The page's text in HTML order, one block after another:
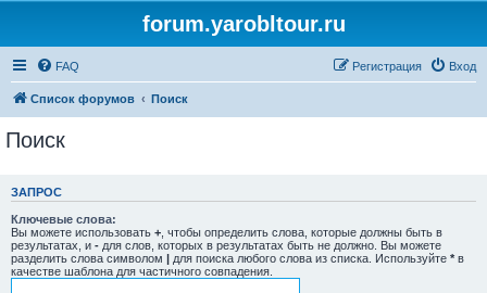
forum.yarobltour.ru
FAQ Вход
Регистрация
Список форумов Поиск
Поиск
ЗАПРОС
Ключевые слова:
Вы можете использовать + , чтобы определить слова, которые должны быть в
результатах, и - для слов, которых в результатах быть не должно. Вы можете
разделить слова символом | для поиска любого слова из списка. Используйте * в
качестве шаблона для частичного совпадения.